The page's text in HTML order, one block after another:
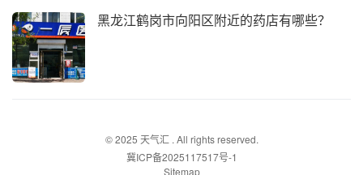
黑龙江鹤岗市向阳区附近的药店有哪些？
© 2025 天气汇. All rights reserved.
冀ICP备2025117517号-1
Sitemap